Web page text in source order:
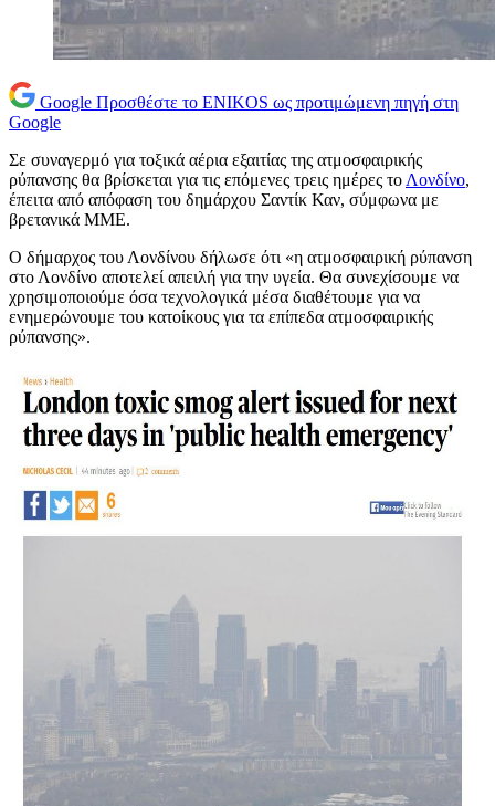
Google Προσθέστε το ENIKOS ως προτιμώμενη πηγή στη
Google
Σε συναγερμό για τοξικά αέρια εξαιτίας της ατμοσφαιρικής
ρύπανσης θα βρίσκεται για τις επόμενες τρεις ημέρες το Λονδίνο,
έπειτα από απόφαση του δημάρχου Σαντίκ Καν, σύμφωνα με
βρετανικά ΜΜΕ.
Ο δήμαρχος του Λονδίνου δήλωσε ότι «η ατμοσφαιρική ρύπανση
στο Λονδίνο αποτελεί απειλή για την υγεία. Θα συνεχίσουμε να
χρησιμοποιούμε όσα τεχνολογικά μέσα διαθέτουμε για να
ενημερώνουμε του κατοίκους για τα επίπεδα ατμοσφαιρικής
ρύπανσης».